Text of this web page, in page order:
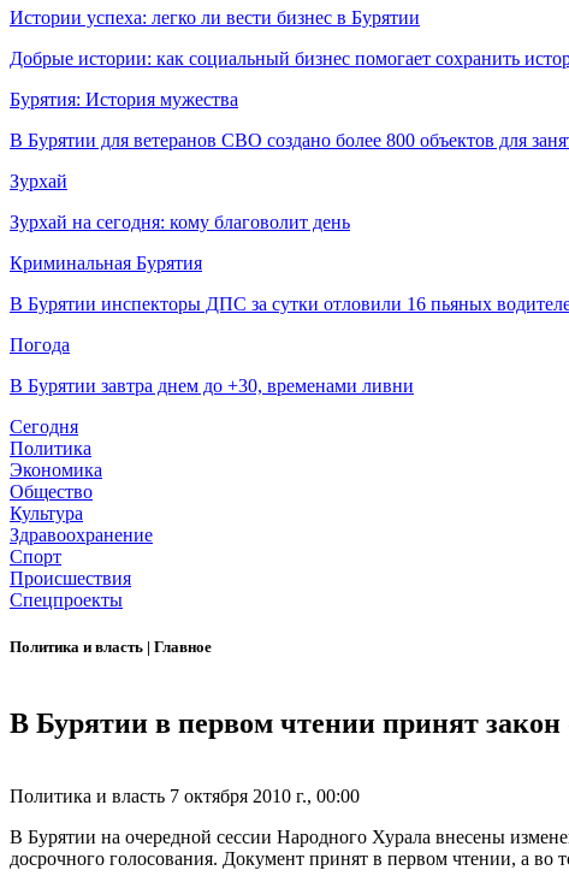
Истории успеха: легко ли вести бизнес в Бурятии
Добрые истории: как социальный бизнес помогает сохранить
Бурятия: История мужества
В Бурятии для ветеранов СВО создано более 800 объектов для
Зурхай
Зурхай на сегодня: кому благоволит день
Криминальная Бурятия
В Бурятии инспекторы ДПС за сутки отловили 16 пьяных
Погода
В Бурятии завтра днем до +30, временами ливни
Сегодня
Политика
Экономика
Общество
Культура
Здравоохранение
Спорт
Происшествия
Спецпроекты
Политика и власть | Главное
В Бурятии в первом чтении принят закон
Политика и власть 7 октября 2010 г., 00:00
В Бурятии на очередной сессии Народного Хурала внесены
досрочного голосования. Документ принят в первом чтении, а